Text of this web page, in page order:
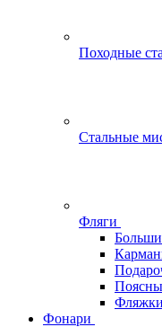
Походные
Стальные
Фляги
Фонари